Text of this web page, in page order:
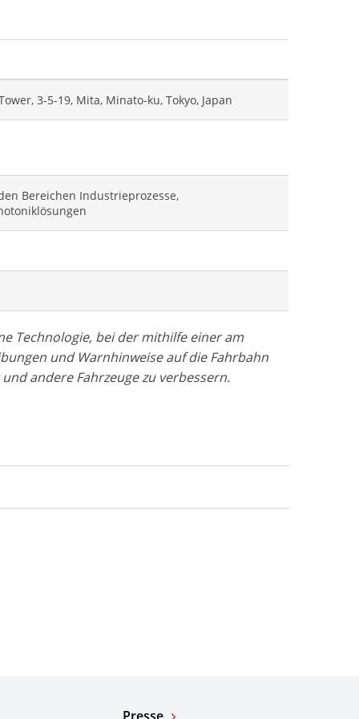
3-5-19, Mita, Minato-ku, Tokyo, Japan
Bereichen Industrieprozesse,
Technologie, bei der mithilfe einer am
und Warnhinweise auf die Fahrbahn
andere Fahrzeuge zu verbessern.